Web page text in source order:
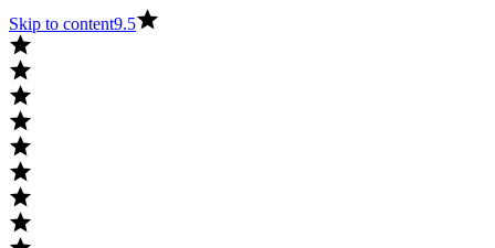
Skip to content9.5